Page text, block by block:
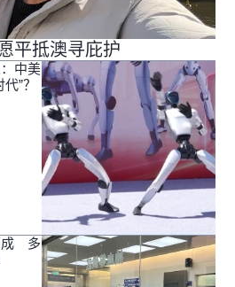
平抵澳寻庇护
中美
”？
成 多